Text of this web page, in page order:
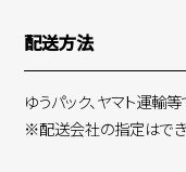
配送方法
ゆうパック、ヤマト運輸
※配送会社の指定はでき